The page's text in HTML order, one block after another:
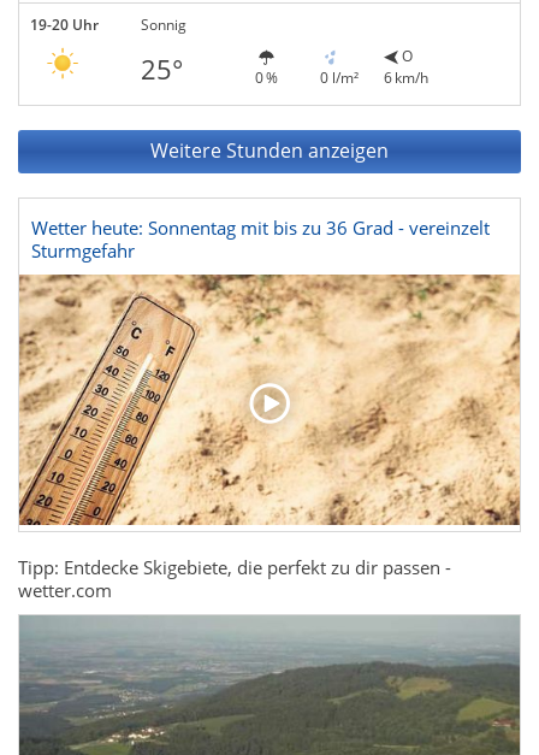
19-20 Uhr Sonnig
25° 0 % 0 l/m²
O
6 km/h
Weitere Stunden anzeigen
Wetter heute: Sonnentag mit bis zu 36 Grad - vereinzelt
Sturmgefahr
Tipp: Entdecke Skigebiete, die perfekt zu dir passen -
wetter.com